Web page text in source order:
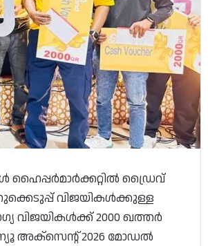
ഹൈപ്പർമാർക്കറ്റിൽ ഡ്രൈവ്
വിജയികൾക്കുള്ള
വിജയികൾക്ക് 2000 ഖത്തർ
അക്‌സെന്റ് 2026 മോഡൽ